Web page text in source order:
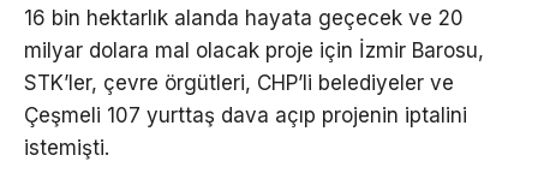
16 bin hektarlık alanda hayata geçecek ve 20
milyar dolara mal olacak proje için İzmir Barosu,
STK’ler, çevre örgütleri, CHP’li belediyeler ve
Çeşmeli 107 yurttaş dava açıp projenin iptalini
istemişti.